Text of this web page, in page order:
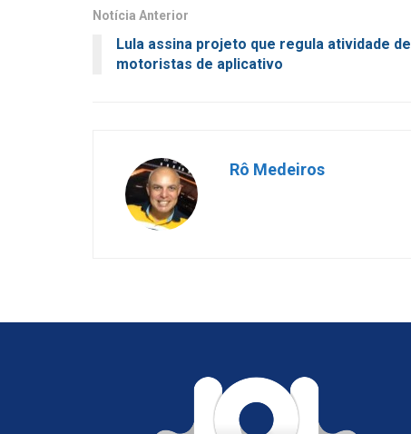
Notícia Anterior
Lula assina projeto que regula atividade de
motoristas de aplicativo
Rô Medeiros